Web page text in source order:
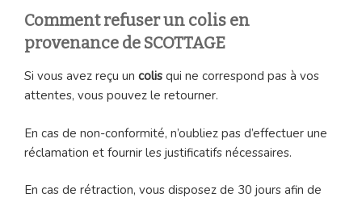
Comment refuser un colis en
provenance de SCOTTAGE
Si vous avez reçu un colis qui ne correspond pas à vos
attentes, vous pouvez le retourner.
En cas de non-conformité, n’oubliez pas d’effectuer une
réclamation et fournir les justificatifs nécessaires.
En cas de rétraction, vous disposez de 30 jours afin de